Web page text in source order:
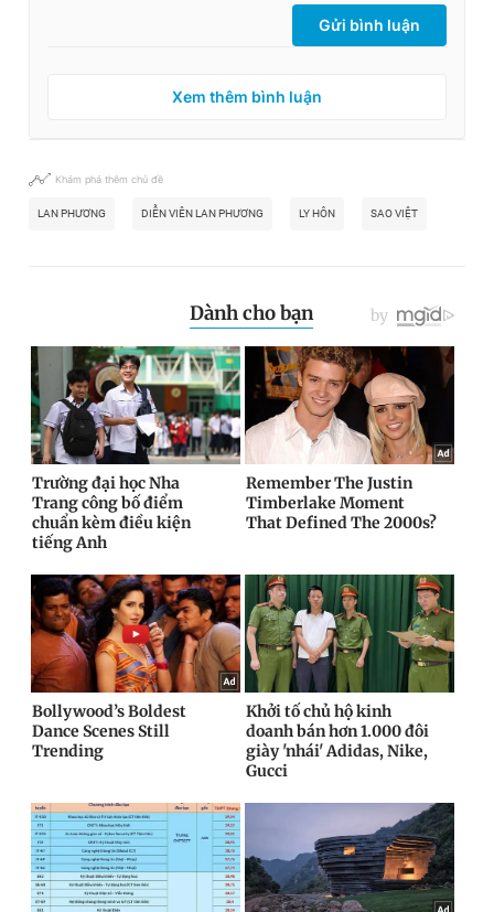
Gửi bình luận
Xem thêm bình luận
Khám phá thêm chủ đề
LAN PHƯƠNG DIỄN VIÊN LAN PHƯƠNG LY HÔN SAO VIỆT